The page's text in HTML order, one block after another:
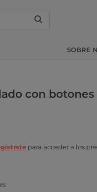
SOBRE
con botones
para acceder a los